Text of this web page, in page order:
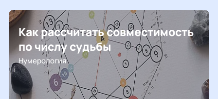
Как рассчитать совместимость
по числу судьбы
Нумерология